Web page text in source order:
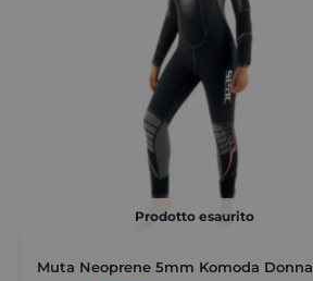
Prodotto esaurito
Muta Neoprene 5mm Komoda Donna